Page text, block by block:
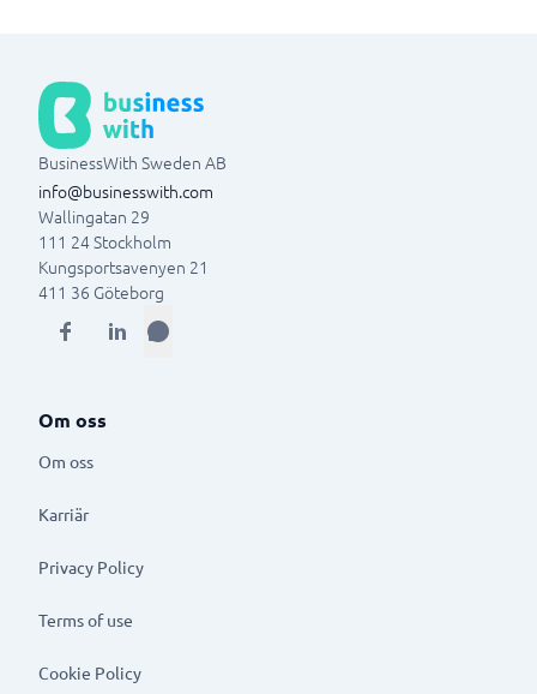
BusinessWith Sweden AB
info@businesswith.com
Wallingatan 29
111 24Stockholm
Kungsportsavenyen 21
411 36 Göteborg
Om oss
Om oss
Karriär
Privacy Policy
Terms of use
Cookie Policy